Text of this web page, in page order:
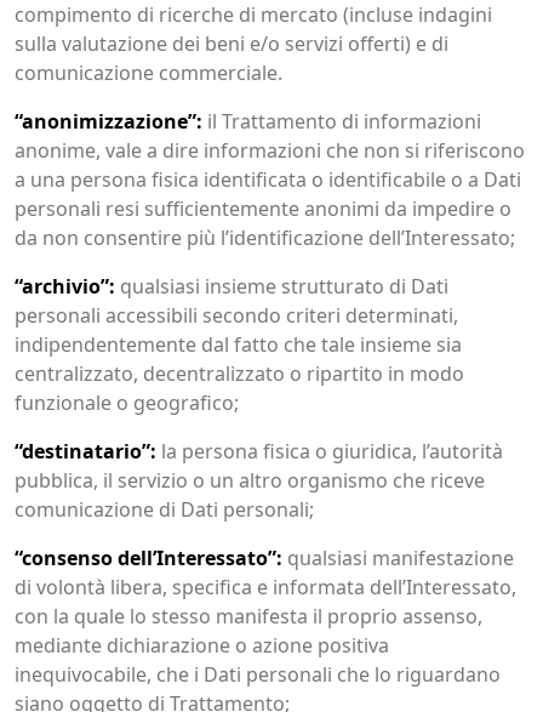
compimento di ricerche di mercato (incluse indagini
sulla valutazione dei beni e/o servizi offerti) e di
comunicazione commerciale.
“anonimizzazione”: il Trattamento di informazioni
anonime, vale a dire informazioni che non si riferiscono
a una persona fisica identificata o identificabile o a Dati
personali resi sufficientemente anonimi da impedire o
da non consentire più l’identificazione dell’Interessato;
“archivio”: qualsiasi insieme strutturato di Dati
personali accessibili secondo criteri determinati,
indipendentemente dal fatto che tale insieme sia
centralizzato, decentralizzato o ripartito in modo
funzionale o geografico;
“destinatario”: la persona fisica o giuridica, l’autorità
pubblica, il servizio o un altro organismo che riceve
comunicazione di Dati personali;
“consenso dell’Interessato”: qualsiasi manifestazione
di volontà libera, specifica e informata dell’Interessato,
con la quale lo stesso manifesta il proprio assenso,
mediante dichiarazione o azione positiva
inequivocabile, che i Dati personali che lo riguardano
siano oggetto di Trattamento;